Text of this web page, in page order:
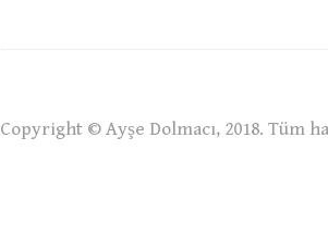
Copyright © Ayşe Dolmacı, 2018. Tüm